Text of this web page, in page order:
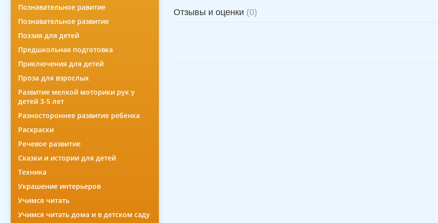
Познавательное равитие
Познавательное развитие
Поэзия для детей
Предшкольная подготовка
Приключения для детей
Проза для взрослых
Развитие мелкой моторики рук у
детей 3-5 лет
Разностороннее развитие ребенка
Раскраски
Речевое развитие
Сказки и истории для детей
Техника
Украшение интерьеров
Учимся читать
Учимся читать дома и в детском саду
Отзывы и оценки (0)